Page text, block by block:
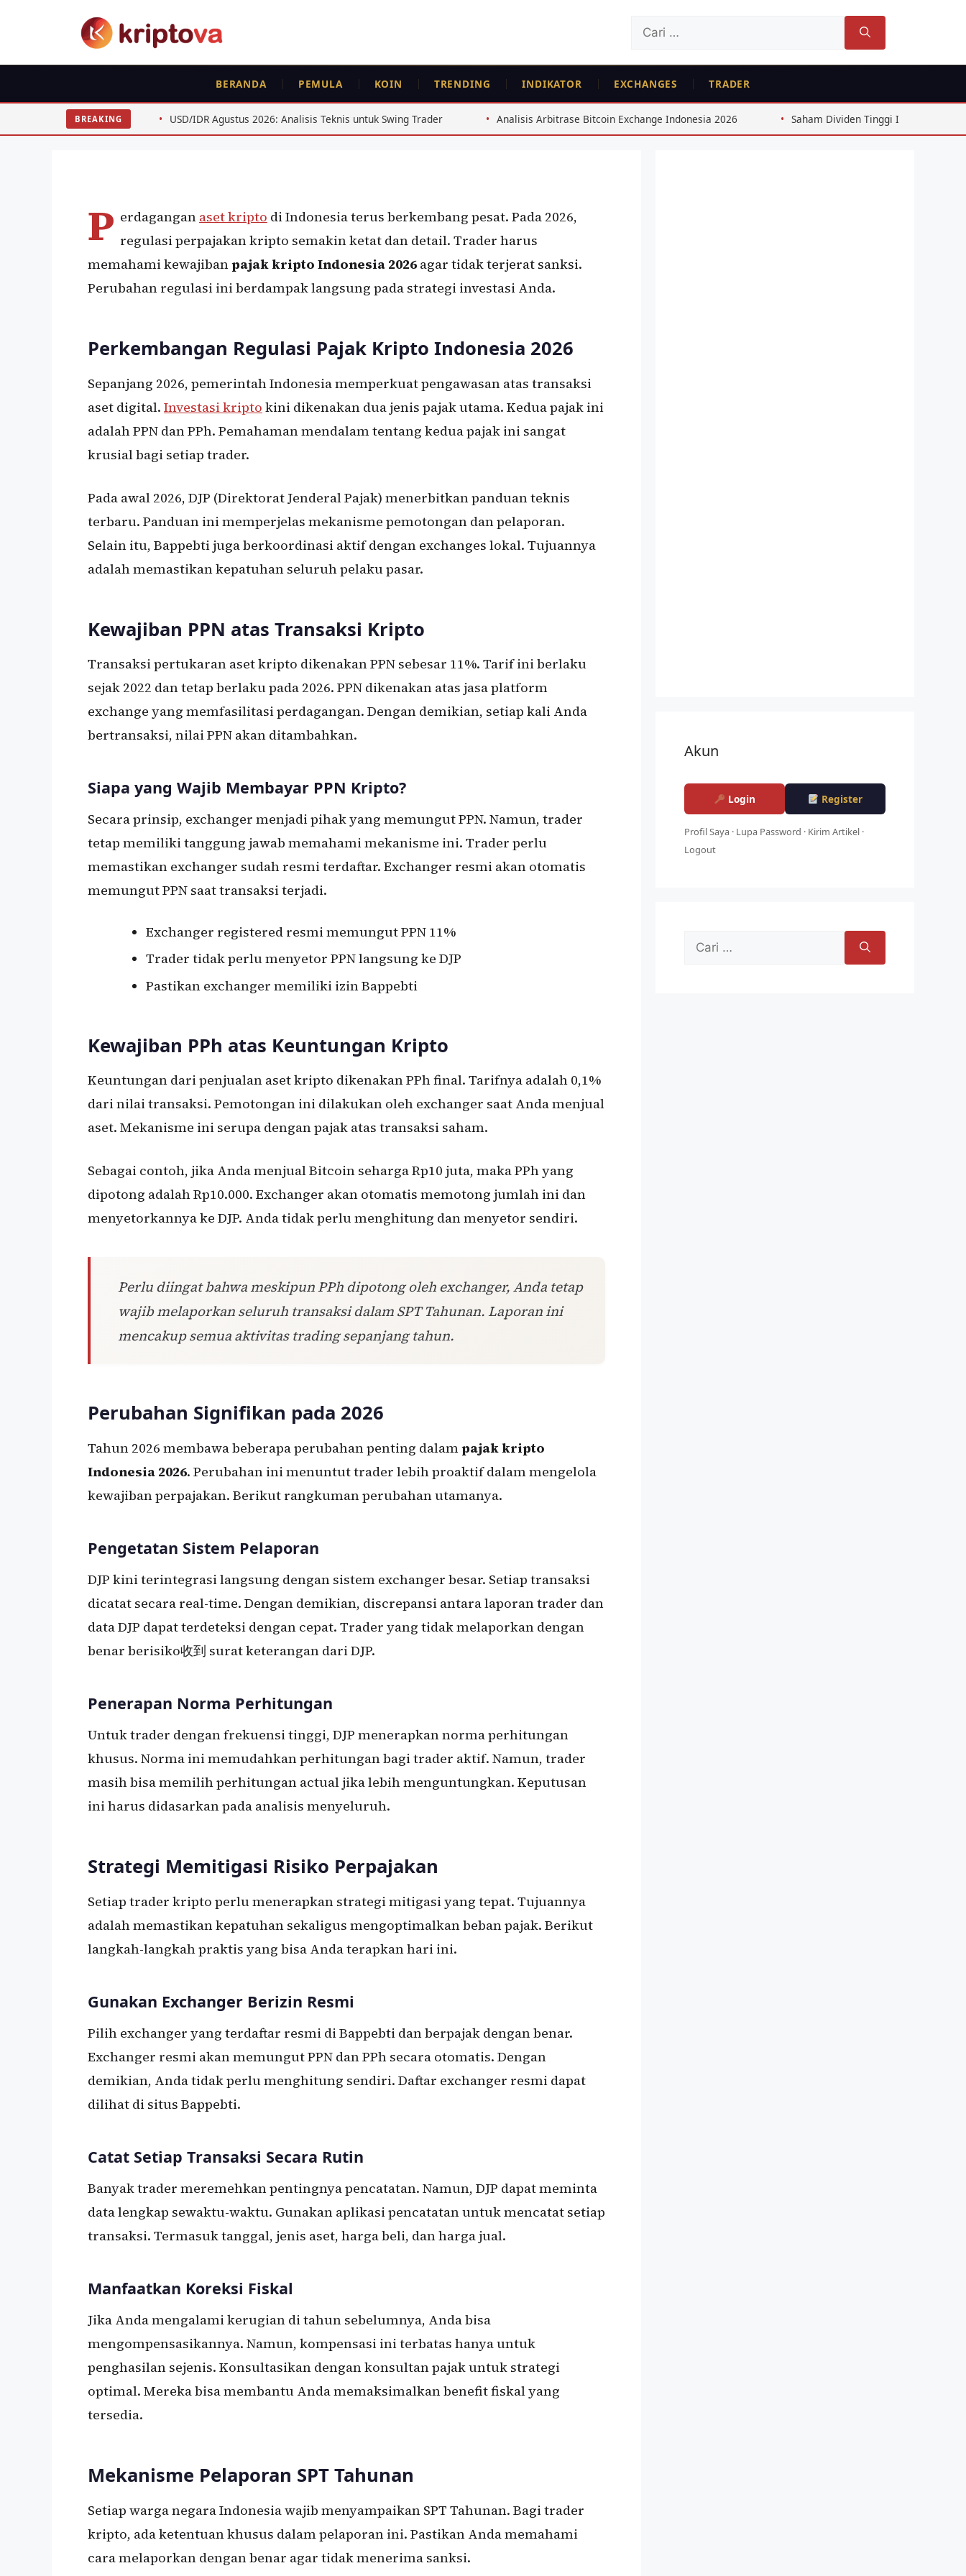
Cari
BERANDA PEMULA KOIN TRENDING INDIKATOR EXCHANGES TRADER
BREAKING
USD/IDR Agustus 2026: Analisis Teknis untuk Swing Trader Analisis Arbitrase Bitcoin Exchange Indonesia 2026 Saham Dividen Tinggi Indonesia: Strategi 8%+ dari
FEATURED
Pajak Kripto Indonesia 2026: Panduan
Lengkap untuk Trader
P erdagangan aset kripto di Indonesia terus berkembang pesat. Pada 2026,
regulasi perpajakan kripto semakin ketat dan detail. Trader harus
memahami kewajibanpajak kripto Indonesia 2026 agar tidak terjerat sanksi.
Perubahan regulasi ini berdampak langsung pada strategi investasi Anda.
Perkembangan Regulasi Pajak Kripto Indonesia 2026
Sepanjang 2026, pemerintah Indonesia memperkuat pengawasan atas transaksi
aset digital. Investasi kripto kini dikenakan dua jenis pajak utama. Kedua pajak ini
adalah PPN dan PPh. Pemahaman mendalam tentang kedua pajak ini sangat
krusial bagi setiap trader.
Pada awal 2026, DJP (Direktorat Jenderal Pajak) menerbitkan panduan teknis
terbaru. Panduan ini memperjelas mekanisme pemotongan dan pelaporan.
Selain itu, Bappebti juga berkoordinasi aktif dengan exchanges lokal. Tujuannya
adalah memastikan kepatuhan seluruh pelaku pasar.
Kewajiban PPN atas Transaksi Kripto
Transaksi pertukaran aset kripto dikenakan PPN sebesar 11%. Tarif ini berlaku
sejak 2022 dan tetap berlaku pada 2026. PPN dikenakan atas jasa platform
exchange yang memfasilitasi perdagangan. Dengan demikian, setiap kali Anda
bertransaksi, nilai PPN akan ditambahkan.
Siapa yang Wajib Membayar PPN Kripto?
Secara prinsip, exchanger menjadi pihak yang memungut PPN. Namun, trader
tetap memiliki tanggung jawab memahami mekanisme ini. Trader perlu
memastikan exchanger sudah resmi terdaftar. Exchanger resmi akan otomatis
memungut PPN saat transaksi terjadi.
Exchanger registered resmi memungut PPN 11%
Trader tidak perlu menyetor PPN langsung ke DJP
Pastikan exchanger memiliki izin Bappebti
Kewajiban PPh atas Keuntungan Kripto
Keuntungan dari penjualan aset kripto dikenakan PPh final. Tarifnya adalah 0,1%
dari nilai transaksi. Pemotongan ini dilakukan oleh exchanger saat Anda menjual
aset. Mekanisme ini serupa dengan pajak atas transaksi saham.
Sebagai contoh, jika Anda menjual Bitcoin seharga Rp10 juta, maka PPh yang
dipotong adalah Rp10.000. Exchanger akan otomatis memotong jumlah ini dan
menyetorkannya ke DJP. Anda tidak perlu menghitung dan menyetor sendiri.
Perlu diingat bahwa meskipun PPh dipotong oleh exchanger, Anda tetap
wajib melaporkan seluruh transaksi dalam SPT Tahunan. Laporan ini
mencakup semua aktivitas trading sepanjang tahun.
Perubahan Signifikan pada 2026
Tahun 2026 membawa beberapa perubahan penting dalampajak kripto
Indonesia 2026. Perubahan ini menuntut trader lebih proaktif dalam mengelola
kewajiban perpajakan. Berikut rangkuman perubahan utamanya.
Pengetatan Sistem Pelaporan
DJP kini terintegrasi langsung dengan sistem exchanger besar. Setiap transaksi
dicatat secara real-time. Dengan demikian, discrepansi antara laporan trader dan
data DJP dapat terdeteksi dengan cepat. Trader yang tidak melaporkan dengan
benar berisiko收到 surat keterangan dari DJP.
Penerapan Norma Perhitungan
Untuk trader dengan frekuensi tinggi, DJP menerapkan norma perhitungan
khusus. Norma ini memudahkan perhitungan bagi trader aktif. Namun, trader
masih bisa memilih perhitungan actual jika lebih menguntungkan. Keputusan
ini harus didasarkan pada analisis menyeluruh.
Strategi Memitigasi Risiko Perpajakan
Setiap trader kripto perlu menerapkan strategi mitigasi yang tepat. Tujuannya
adalah memastikan kepatuhan sekaligus mengoptimalkan beban pajak. Berikut
langkah-langkah praktis yang bisa Anda terapkan hari ini.
Gunakan Exchanger Berizin Resmi
Pilih exchanger yang terdaftar resmi di Bappebti dan berpajak dengan benar.
Exchanger resmi akan memungut PPN dan PPh secara otomatis. Dengan
demikian, Anda tidak perlu menghitung sendiri. Daftar exchanger resmi dapat
dilihat di situs Bappebti.
Catat Setiap Transaksi Secara Rutin
Banyak trader meremehkan pentingnya pencatatan. Namun, DJP dapat meminta
data lengkap sewaktu-waktu. Gunakan aplikasi pencatatan untuk mencatat setiap
transaksi. Termasuk tanggal, jenis aset, harga beli, dan harga jual.
Manfaatkan Koreksi Fiskal
Jika Anda mengalami kerugian di tahun sebelumnya, Anda bisa
mengompensasikannya. Namun, kompensasi ini terbatas hanya untuk
penghasilan sejenis. Konsultasikan dengan konsultan pajak untuk strategi
optimal. Mereka bisa membantu Anda memaksimalkan benefit fiskal yang
tersedia.
Mekanisme Pelaporan SPT Tahunan
Setiap warga negara Indonesia wajib menyampaikan SPT Tahunan. Bagi trader
kripto, ada ketentuan khusus dalam pelaporan ini. Pastikan Anda memahami
cara melaporkan dengan benar agar tidak menerima sanksi.
Akun
Login Register
Profil Saya · Lupa Password · Kirim Artikel ·
Logout
Cari